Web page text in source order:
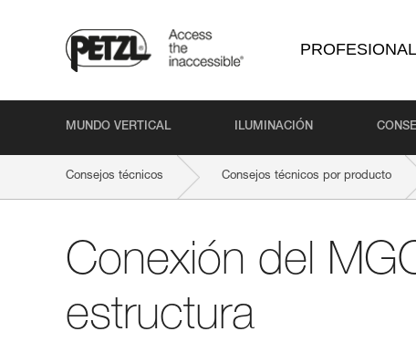
PROFESIONAL
MUNDO VERTICAL ILUMINACIÓN
Consejos técnicos Consejos técnicos por producto
Conexión del
estructura